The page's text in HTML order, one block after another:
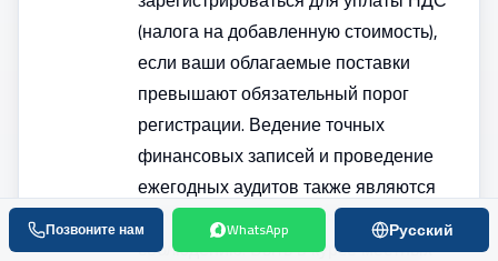
(налога на добавленную стоимость),
если ваши облагаемые поставки
превышают обязательный порог
регистрации. Ведение точных
финансовых записей и проведение
ежегодных аудитов также являются
ключевыми требованиями к
соблюдению. Быть в курсе местных
Позвоните нам WhatsApp Русский